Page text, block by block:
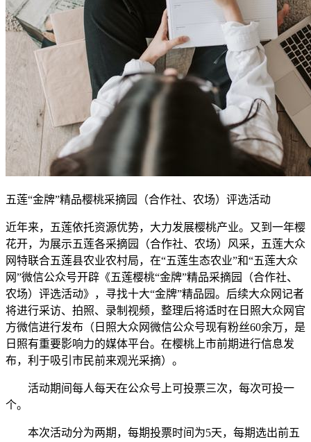
五莲“金牌”精品樱桃采摘园（合作社、农场）评选活动
近年来，五莲依托资源优势，大力发展樱桃产业。又到一年樱
花开，为展示五莲各采摘园（合作社、农场）风采，五莲大众
网特联合五莲县农业农村局，在“五莲生态农业”和“五莲大众
网”微信公众号开辟《五莲樱桃“金牌”精品采摘园（合作社、
农场）评选活动》，寻找十大“金牌”精品园。后续大众网记者
将进行采访、拍照、录制视频，整理后将适时在日照大众网官
方微信进行发布（日照大众网微信公众号现有粉丝60余万，是
日照有重要影响力的媒体平台。在樱桃上市前期进行信息发
布，利于吸引市民前来观光采摘）。
活动期间每人每天在公众号上可投票三次，每次可投一
个。
本次活动分为两期，每期投票时间为5天，每期选出前五